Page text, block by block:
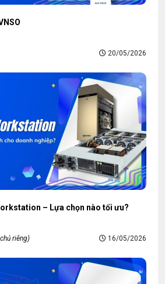
20/05/2026
– Lựa chọn nào tối ưu?
riêng) 16/05/2026